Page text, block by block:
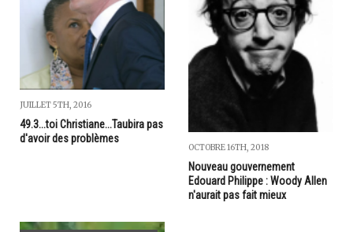
JUILLET 5TH, 2016
49.3...toi Christiane...Taubira pas
d'avoir des problèmes
OCTOBRE 16TH, 2018
Nouveau gouvernement
Edouard Philippe : Woody Allen
n'aurait pas fait mieux